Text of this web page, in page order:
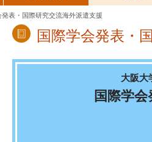
発表・国際研究交流海外派遣支援
国際学会発表・
大阪
国際学